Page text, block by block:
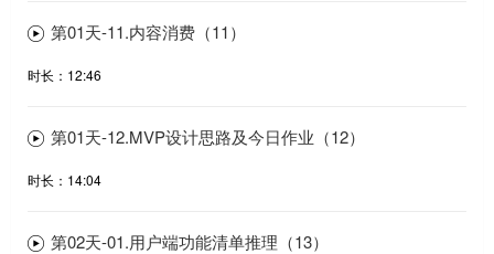
第01天-11.内容消费（11）
时长：12:46
第01天-12.MVP设计思路及今日作业（12）
时长：14:04
第02天-01.用户端功能清单推理（13）